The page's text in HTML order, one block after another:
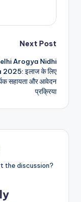
Next Post
Arogya Nidhi
2025: इलाज के लिए
सहायता और आवेदन
प्रक्रिया
the discussion?